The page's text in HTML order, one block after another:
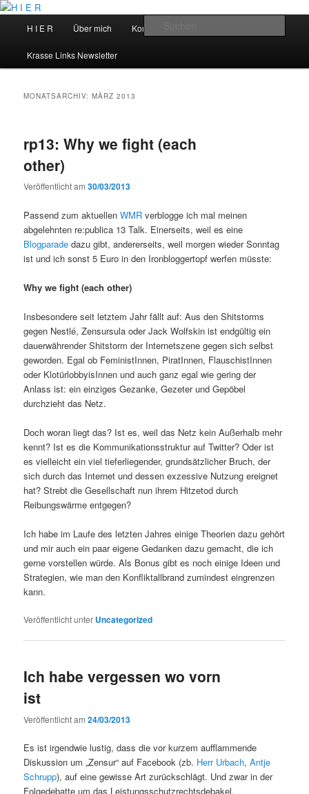
Zum
springen
Zum
springenH I E R
H I E R Über mich Kontakt
Krasse Links Newsletter
MONATSARCHIV:MÄRZ 2013
rp13: Why we fight (each
other)
Veröffentlicht am30/03/2013
Passend zum aktuellenWMR verblogge ich mal meinen
abgelehnten re:publica 13 Talk. Einerseits, weil es eine
Blogparade dazu gibt, andererseits, weil morgen wieder Sonntag
ist und ich sonst 5 Euro in den Ironbloggertopf werfen müsste:
Why we fight (each other)
Insbesondere seit letztem Jahr fällt auf: Aus den Shitstorms
gegen Nestlé, Zensursula oder Jack Wolfskin ist endgültig ein
dauerwährender Shitstorm der Internetszene gegen sich selbst
geworden. Egal ob FeministInnen, PiratInnen, FlauschistInnen
oder KlotürlobbyisInnen und auch ganz egal wie gering der
Anlass ist: ein einziges Gezanke, Gezeter und Gepöbel
durchzieht das Netz.
Doch woran liegt das? Ist es, weil das Netz kein Außerhalb mehr
kennt? Ist es die Kommunikationsstruktur auf Twitter? Oder ist
es vielleicht ein viel tieferliegender, grundsätzlicher Bruch, der
sich durch das Internet und dessen exzessive Nutzung ereignet
hat? Strebt die Gesellschaft nun ihrem Hitzetod durch
Reibungswärme entgegen?
Ich habe im Laufe des letzten Jahres einige Theorien dazu gehört
und mir auch ein paar eigene Gedanken dazu gemacht, die ich
gerne vorstellen würde. Als Bonus gibt es noch einige Ideen und
Strategien, wie man den Konfliktallbrand zumindest eingrenzen
kann.
Veröffentlicht unter Uncategorized
Ich habe vergessen wo vorn
ist
Veröffentlicht am24/03/2013
Es ist irgendwie lustig, dass die vor kurzem aufflammende
Diskussion um „Zensur“ auf Facebook (zb. Herr Urbach,Antje
Schrupp), auf eine gewisse Art zurückschlägt. Und zwar in der
Folgedebatte um das Leistungsschutzrechtsdebakel.